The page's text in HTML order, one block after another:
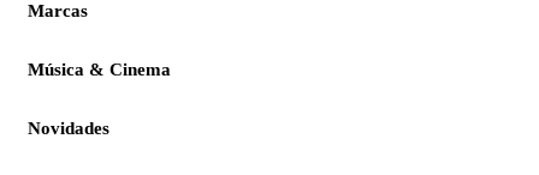
Marcas
Música & Cinema
Novidades